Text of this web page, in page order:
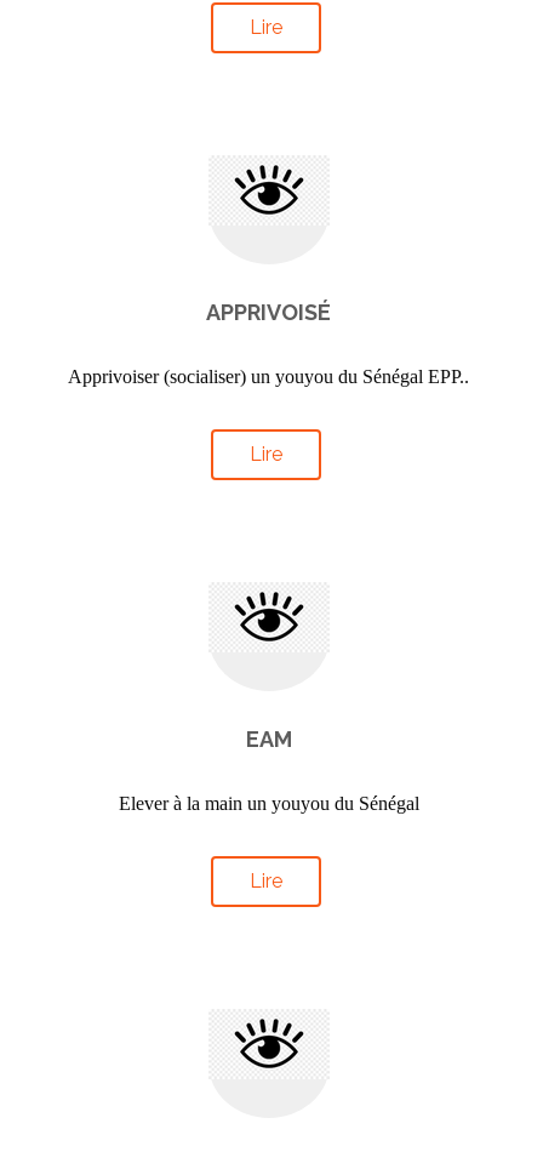
Lire
APPRIVOISÉ
Apprivoiser (socialiser) un youyou du Sénégal EPP..
Lire
EAM
Elever à la main un youyou du Sénégal
Lire